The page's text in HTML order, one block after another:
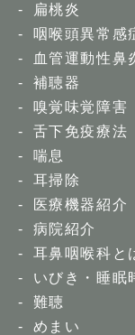
扁桃炎
咽喉頭異常感
血管運動性鼻
補聴器
嗅覚味覚障害
舌下免疫療法
喘息
耳掃除
医療機器紹介
病院紹介
耳鼻咽喉科と
いびき・睡眠
難聴
めまい